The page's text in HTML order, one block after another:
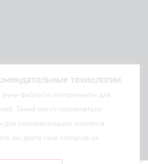
технологии
файлы) и инструменты для
Также могут применяться
персонализации контента.
вы даете свое согласие на